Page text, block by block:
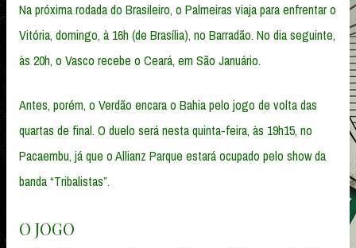
Na próxima rodada do Brasileiro, o Palmeiras viaja para enfrentar o
Vitória, domingo, à 16h (de Brasília), no Barradão. No dia seguinte,
às 20h, o Vasco recebe o Ceará, em São Januário.
Antes, porém, o Verdão encara o Bahia pelo jogo de volta das
quartas de final. O duelo será nesta quinta-feira, às 19h15, no
Pacaembu, já que o Allianz Parque estará ocupado pelo show da
banda “Tribalistas”.
O JOGO